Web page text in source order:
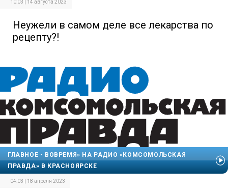
10:03 | 14 августа 2023
Неужели в самом деле все лекарства по
рецепту?!
ГЛАВНОЕ - ВОВРЕМЯ» НА РАДИО «КОМСОМОЛЬСКАЯ
ПРАВДА» В КРАСНОЯРСКЕ
04:03 | 18 апреля 2023